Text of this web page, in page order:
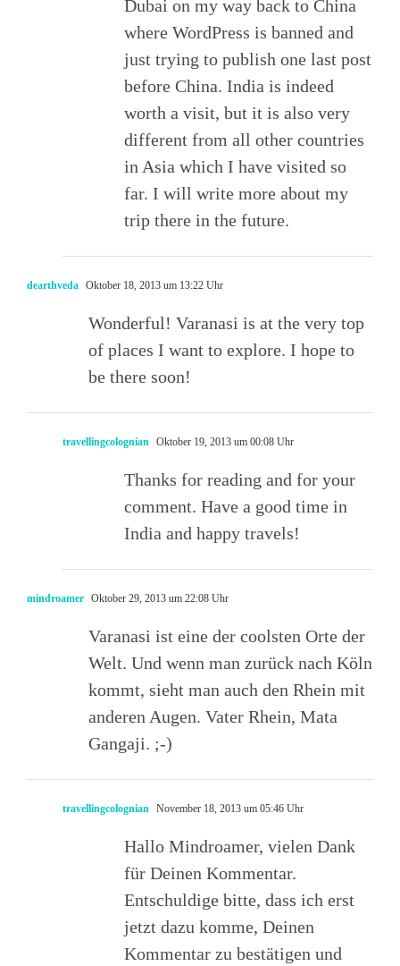
Dubai on my way back to China
where WordPress is banned and
just trying to publish one last post
before China. India is indeed
worth a visit, but it is also very
different from all other countries
in Asia which I have visited so
far. I will write more about my
trip there in the future.
dearthveda Oktober 18, 2013 um 13:22 Uhr
Wonderful! Varanasi is at the very top
of places I want to explore. I hope to
be there soon!
travellingcolognian Oktober 19, 2013 um 00:08 Uhr
Thanks for reading and for your
comment. Have a good time in
India and happy travels!
mindroamer Oktober 29, 2013 um 22:08 Uhr
Varanasi ist eine der coolsten Orte der
Welt. Und wenn man zurück nach Köln
kommt, sieht man auch den Rhein mit
anderen Augen. Vater Rhein, Mata
Gangaji. ;-)
travellingcolognian November 18, 2013 um 05:46 Uhr
Hallo Mindroamer, vielen Dank
für Deinen Kommentar.
Entschuldige bitte, dass ich erst
jetzt dazu komme, Deinen
Kommentar zu bestätigen und